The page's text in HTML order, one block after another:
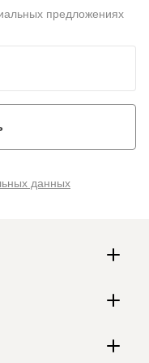
предложениях
данных